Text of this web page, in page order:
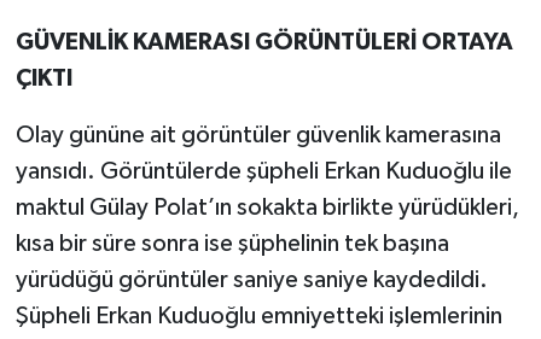
GÜVENLİK KAMERASI GÖRÜNTÜLERİ ORTAYA
ÇIKTI
Olay gününe ait görüntüler güvenlik kamerasına
yansıdı. Görüntülerde şüpheli Erkan Kuduoğlu ile
maktul Gülay Polat’ın sokakta birlikte yürüdükleri,
kısa bir süre sonra ise şüphelinin tek başına
yürüdüğü görüntüler saniye saniye kaydedildi.
Şüpheli Erkan Kuduoğlu emniyetteki işlemlerinin